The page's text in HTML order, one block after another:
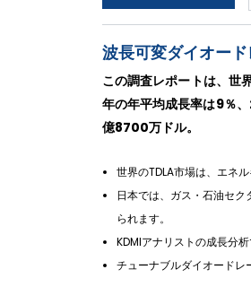
波長可変ダイオー
この調査レポートは、世
年の年平均成長率は9％
億8700万ドル。
世界のTDLA市場は、エネ
日本では、ガス・石油セク
られます。
KDMIアナリストの成長分
チューナブルダイオードレ